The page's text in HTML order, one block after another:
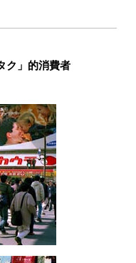
ク」的消費者